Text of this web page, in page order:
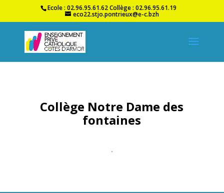
Ecole : 02.96.95.61.62 Collège : 02.96.95.61.19
eco22.stjo.pontrieux@e-c.bzh
Collège Notre Dame des
fontaines